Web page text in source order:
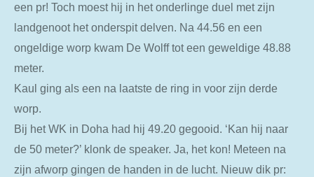
een pr! Toch moest hij in het onderlinge duel met zijn
landgenoot het onderspit delven. Na 44.56 en een
ongeldige worp kwam De Wolff tot een geweldige 48.88
meter.
Kaul ging als een na laatste de ring in voor zijn derde
worp.
Bij het WK in Doha had hij 49.20 gegooid. ‘Kan hij naar
de 50 meter?’ klonk de speaker. Ja, het kon! Meteen na
zijn afworp gingen de handen in de lucht. Nieuw dik pr: